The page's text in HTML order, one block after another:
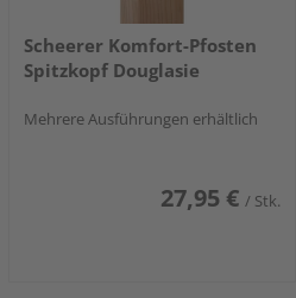
Scheerer Komfort-Pfosten
Spitzkopf Douglasie
Mehrere Ausführungen erhältlich
27,95 € / Stk.